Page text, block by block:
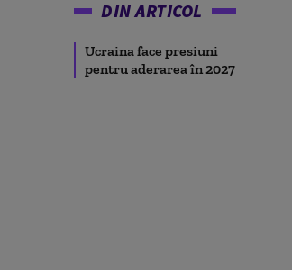
DIN ARTICOL
Ucraina face presiuni
pentru aderarea în 2027